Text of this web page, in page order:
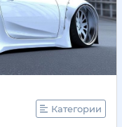
Категории